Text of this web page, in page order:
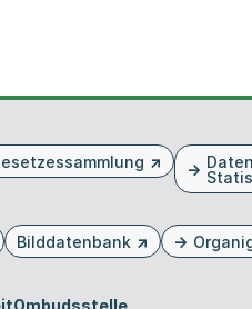
Bilddatenbank
Fenster geöffnet
oder Fenster geöffnet
Tab oder Fenster geöffnet
Tab oder Fenster geöffnet
Ombudsstelle